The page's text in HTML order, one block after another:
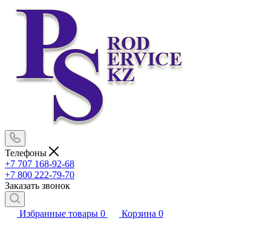
Телефоны
+7 707 168-92-68
+7 800 222-79-70
Заказать звонок
Избранные товары 0 Корзина 0